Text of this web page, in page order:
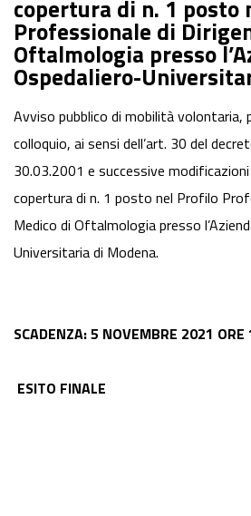
copertura di n. 1 posto
Professionale di
Oftalmologia presso
Ospedaliero-
Avviso pubblico di mobilità volontaria,
colloquio, ai sensi dell’art. 30 del
30.03.2001 e successive
copertura di n. 1 posto nel Profilo
Medico di Oftalmologia presso
Universitaria di Modena.
SCADENZA: 5 NOVEMBRE 2021
ESITO FINALE